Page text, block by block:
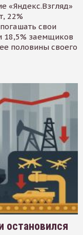
«Яндекс.Взгляд»
22%
свои
18,5% заемщиков
половины своего
остановился